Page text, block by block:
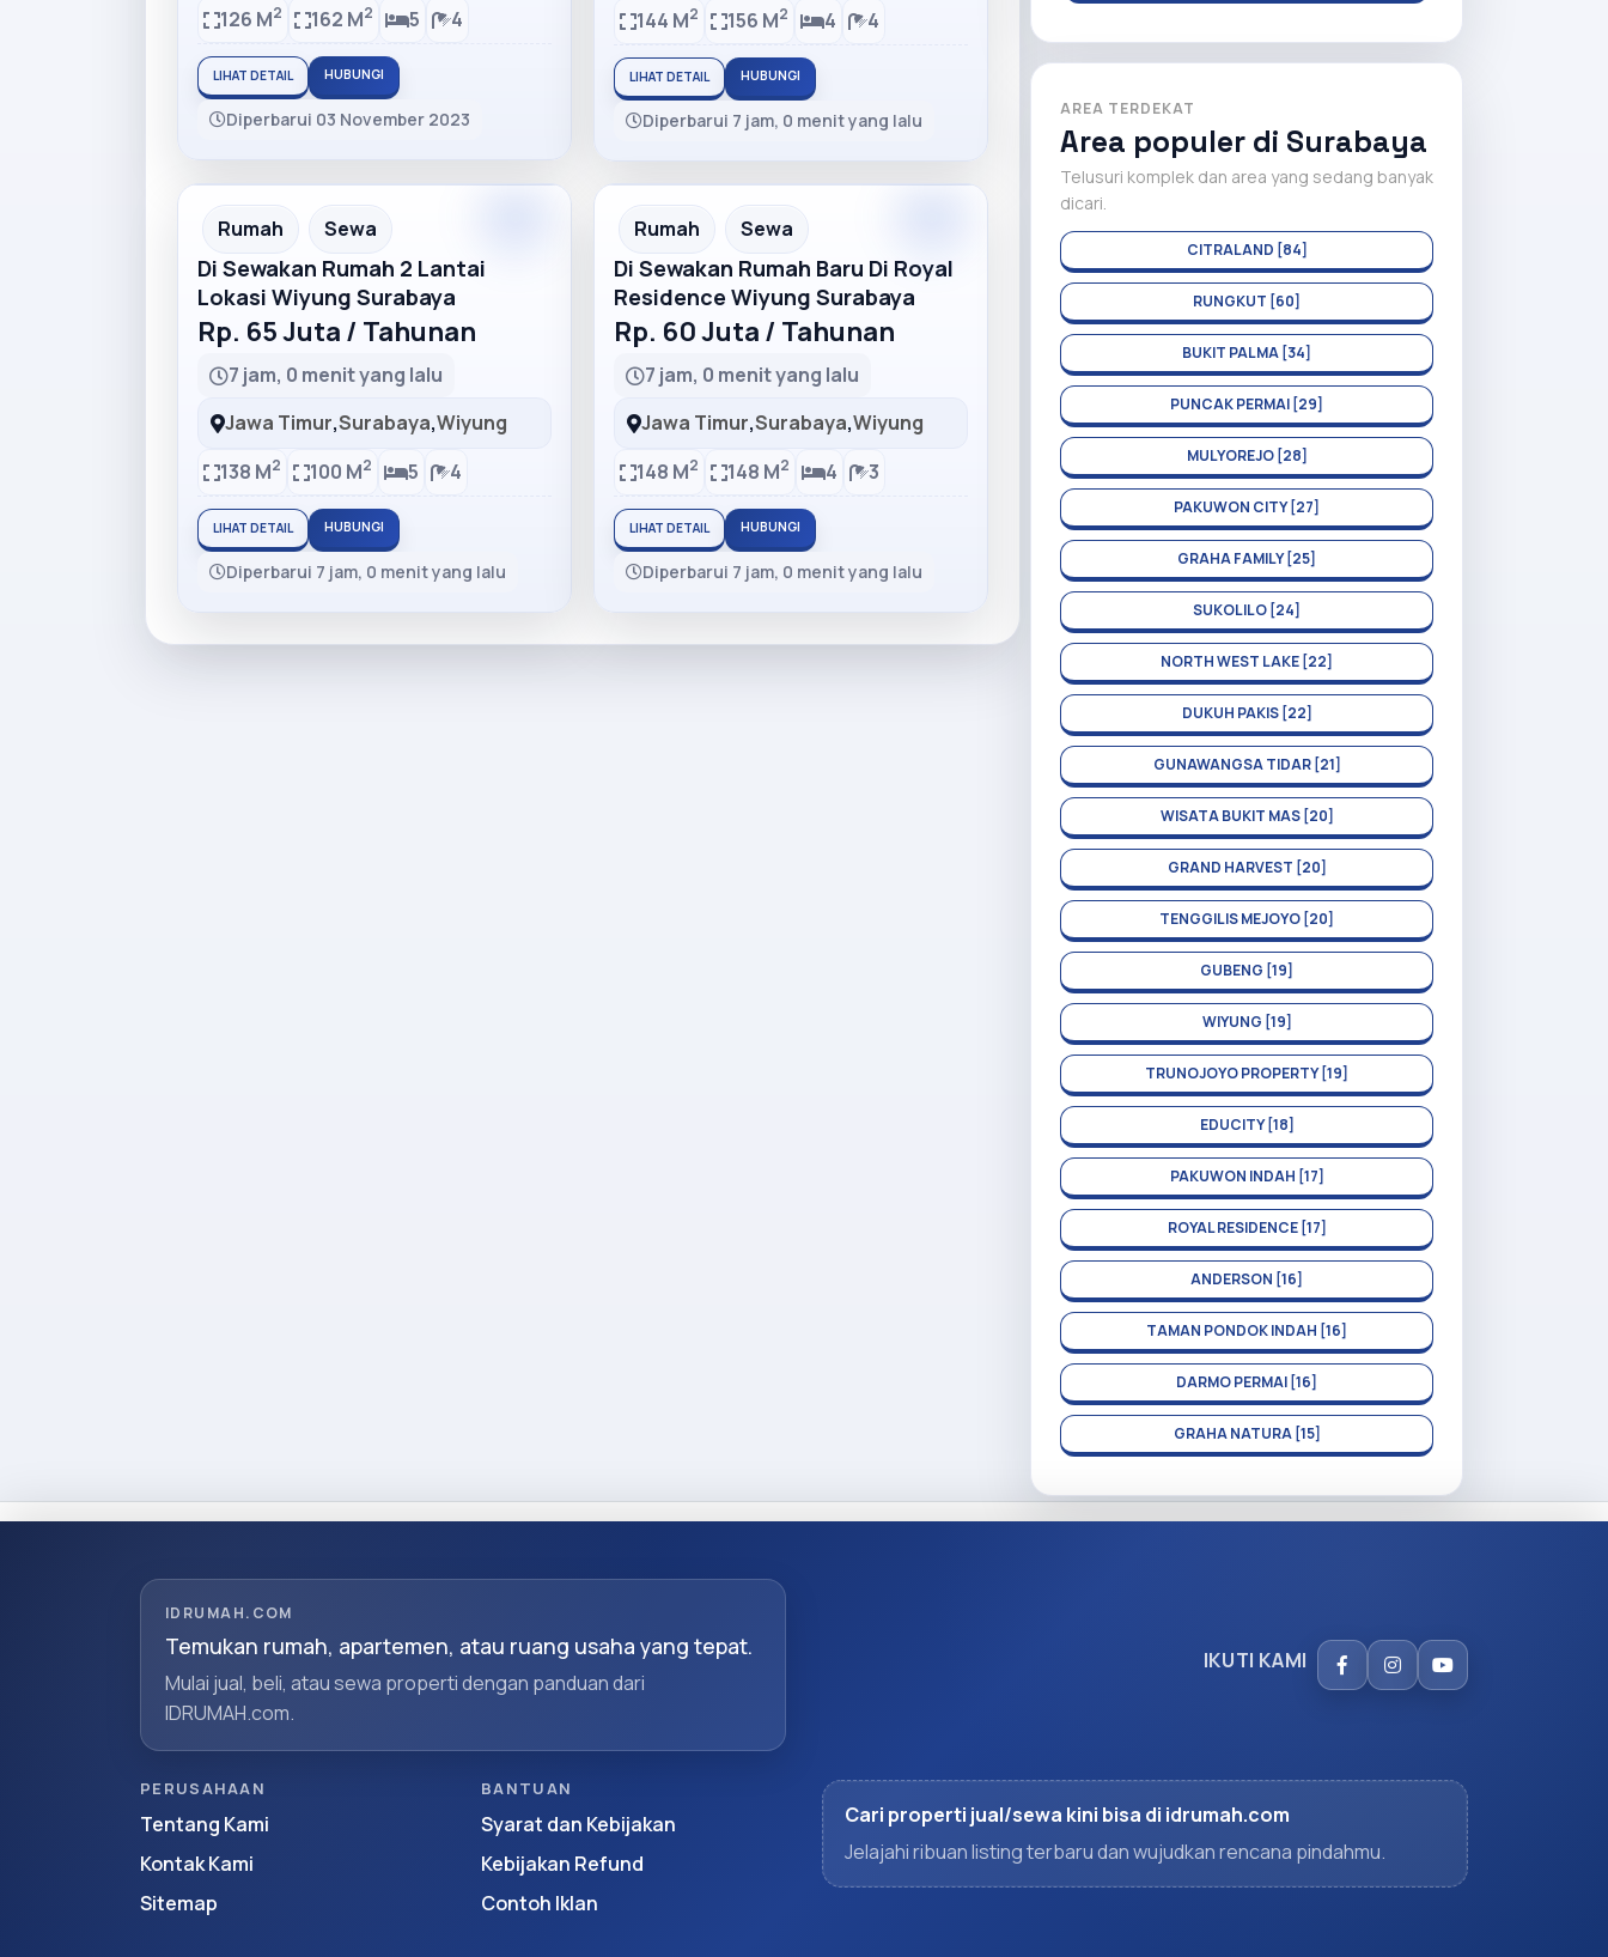
126 M2 162 M2 5 4
LIHAT DETAIL HUBUNGI
Diperbarui 03 November 2023
144 M2 156 M2 4 4
LIHAT DETAIL HUBUNGI
Diperbarui 7 jam, 0 menit yang lalu
Recommended
Rumah Sewa
Di Sewakan Rumah 2 Lantai
Lokasi Wiyung Surabaya
Rp. 65 Juta / Tahunan
7 jam, 0 menit yang lalu
Jawa Timur,Surabaya,Wiyung
138 M2 100 M2 5 4
LIHAT DETAIL HUBUNGI
Diperbarui 7 jam, 0 menit yang lalu
Recommended
Rumah Sewa
Di Sewakan Rumah Baru Di Royal
Residence Wiyung Surabaya
Rp. 60 Juta / Tahunan
7 jam, 0 menit yang lalu
Jawa Timur,Surabaya,Wiyung
148 M2 148 M2 4 3
LIHAT DETAIL HUBUNGI
Diperbarui 7 jam, 0 menit yang lalu
AREA TERDEKAT
Area populer di Surabaya
Telusuri komplek dan area yang sedang banyak
dicari.
CITRALAND [84]
RUNGKUT [60]
BUKIT PALMA [34]
PUNCAK PERMAI [29]
MULYOREJO [28]
PAKUWON CITY [27]
GRAHA FAMILY [25]
SUKOLILO [24]
NORTH WEST LAKE [22]
DUKUH PAKIS [22]
GUNAWANGSA TIDAR [21]
WISATA BUKIT MAS [20]
GRAND HARVEST [20]
TENGGILIS MEJOYO [20]
GUBENG [19]
WIYUNG [19]
TRUNOJOYO PROPERTY [19]
EDUCITY [18]
PAKUWON INDAH [17]
ROYAL RESIDENCE [17]
ANDERSON [16]
TAMAN PONDOK INDAH [16]
DARMO PERMAI [16]
GRAHA NATURA [15]
IDRUMAH.COM
Temukan rumah, apartemen, atau ruang usaha yang tepat.
Mulai jual, beli, atau sewa properti dengan panduan dari
IDRUMAH.com.
IKUTI KAMI
PERUSAHAAN
Tentang Kami
Kontak Kami
Sitemap
BANTUAN
Syarat dan Kebijakan
Kebijakan Refund
Contoh Iklan
Cari properti jual/sewa kini bisa di idrumah.com
Jelajahi ribuan listing terbaru dan wujudkan rencana pindahmu.